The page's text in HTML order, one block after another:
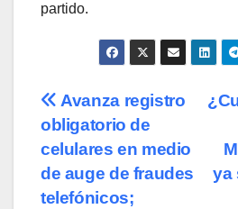
partido.
Navegación
de
entradas
ya
Avanza registro
obligatorio de
celulares en medio
de auge de fraudes
telefónicos;